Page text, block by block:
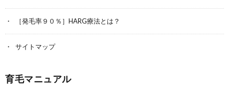
［発毛率９０％］HARG療法とは？
サイトマップ
育毛マニュアル